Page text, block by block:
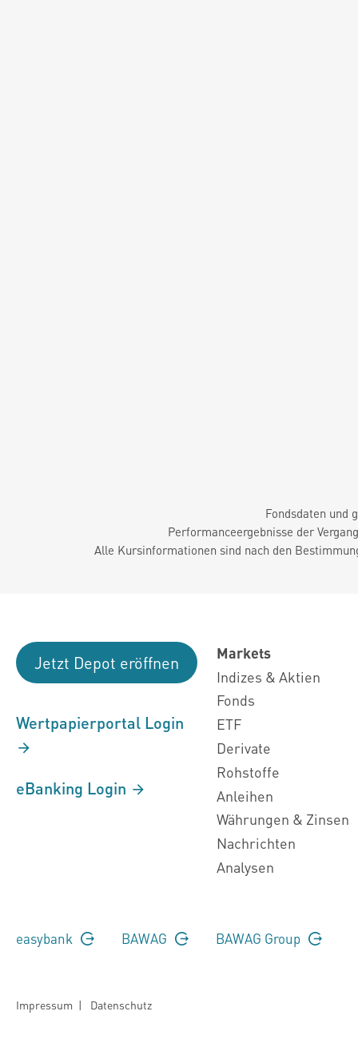
Fondsdaten und
Performanceergebnisse der
Alle Kursinformationen sind nach den
Jetzt Depot eröffnen
Wertpapierportal Login
eBanking Login
Markets
Indizes & Aktien
Fonds
ETF
Derivate
Rohstoffe
Anleihen
Währungen & Zinsen
Nachrichten
Analysen
easybank BAWAG BAWAG Group
Impressum | Datenschutz